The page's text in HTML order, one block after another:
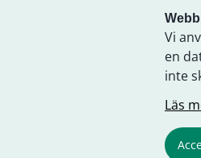
Vi
en
inte
Läs